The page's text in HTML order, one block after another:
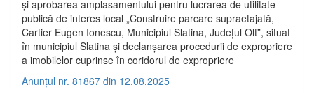
și aprobarea amplasamentului pentru lucrarea de utilitate
publică de interes local „Construire parcare supraetajată,
Cartier Eugen Ionescu, Municipiul Slatina, Județul Olt”, situat
în municipiul Slatina și declanșarea procedurii de expropriere
a imobilelor cuprinse în coridorul de expropriere
Anunțul nr. 81867 din 12.08.2025